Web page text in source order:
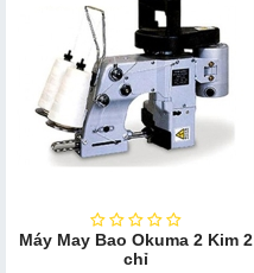
Máy May Bao Okuma 2 Kim 2
chỉ